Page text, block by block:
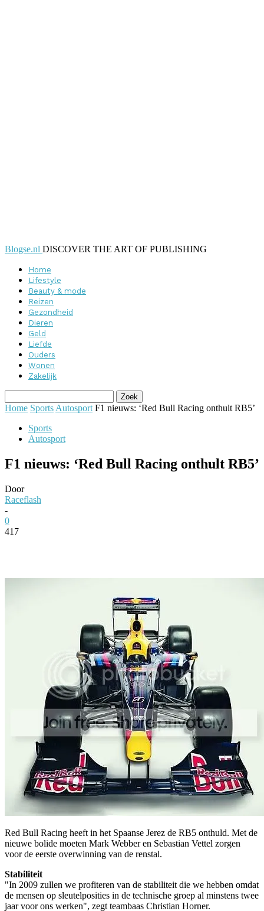
Blogse.nl DISCOVER THE ART OF PUBLISHING
Home
Lifestyle
Beauty & mode
Reizen
Gezondheid
Dieren
Geld
Liefde
Ouders
Wonen
Zakelijk
Home Sports Autosport F1 nieuws: ‘Red Bull Racing onthult RB5’
Sports
Autosport
F1 nieuws: ‘Red Bull Racing onthult RB5’
Door
Raceflash
-
0
417
Red Bull Racing heeft in het Spaanse Jerez de RB5 onthuld. Met de
nieuwe bolide moeten Mark Webber en Sebastian Vettel zorgen
voor de eerste overwinning van de renstal.
Stabiliteit
"In 2009 zullen we profiteren van de stabiliteit die we hebben omdat
de mensen op sleutelposities in de technische groep al minstens twee
jaar voor ons werken", zegt teambaas Christian Horner.